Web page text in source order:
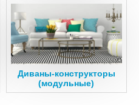
Диваны-конструкторы
(модульные)